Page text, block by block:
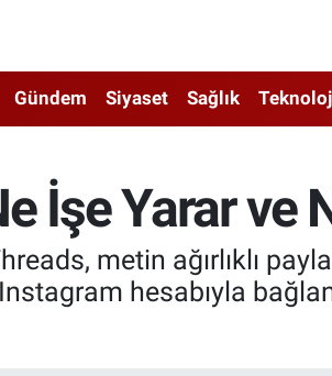
Gündem Siyaset Sağlık
İşe Yarar ve
metin ağırlıklı
hesabıyla